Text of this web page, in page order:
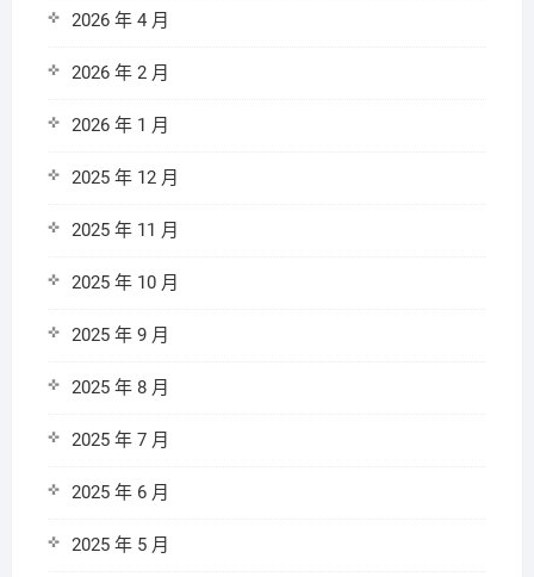
2026 年 4 月
2026 年 2 月
2026 年 1 月
2025 年 12 月
2025 年 11 月
2025 年 10 月
2025 年 9 月
2025 年 8 月
2025 年 7 月
2025 年 6 月
2025 年 5 月